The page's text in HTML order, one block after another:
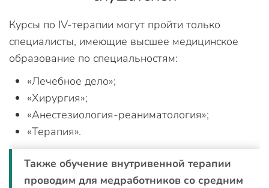
Курсы по IV-терапии могут пройти только
специалисты, имеющие высшее медицинское
образование по специальностям:
«Лечебное дело»;
«Хирургия»;
«Анестезиология-реаниматология»;
«Терапия».
Также обучение внутривенной терапии
проводим для медработников со средним